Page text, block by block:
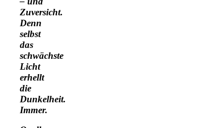
Zuversicht.
Denn
selbst
das
schwächste
Licht
erhellt
die
Dunkelheit.
Immer.